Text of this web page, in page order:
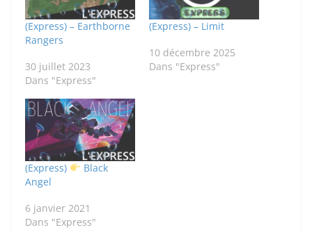
(Express) – Earthborne
Rangers
30 juillet 2023
Dans "Express"
(Express) – Limit
10 décembre 2025
Dans "Express"
(Express)
Black
Angel
6 janvier 2021
Dans "Express"